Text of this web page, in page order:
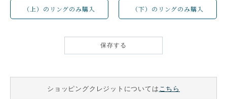
（上）のリングのみ購入 （下）のリングのみ購入
保存する
ショッピングクレジットについては こちら